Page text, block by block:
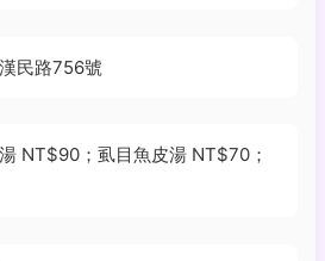
民路756號
NT$90；虱目魚皮湯 NT$70；